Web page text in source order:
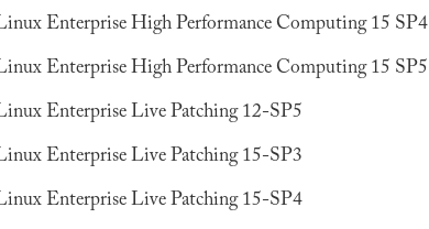
Enterprise High Performance Computing 15 SP4
Enterprise High Performance Computing 15 SP5
Enterprise Live Patching 12-SP5
Enterprise Live Patching 15-SP3
Enterprise Live Patching 15-SP4